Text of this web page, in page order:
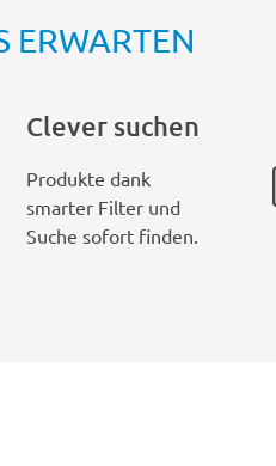
ERWARTEN
Clever suchen
Produkte dank
smarter Filter und
Suche sofort finden.